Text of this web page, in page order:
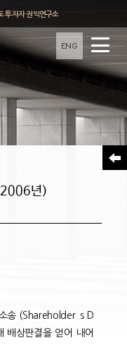
투자자 권익연구소
ENG
년)
송 (Shareholder`s D
상판결을 얻어 내어